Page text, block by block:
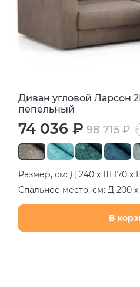
Диван угловой Ларсон
пепельный
74 036 ₽ 98 715 ₽
Размер, см: Д 240 х Ш 170 х
Спальное место, см: Д 200
В